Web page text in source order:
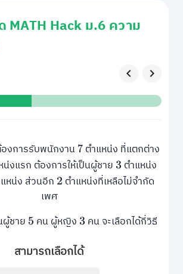
MATH Hack ม.6 ความ
งการรับพนักงาน7ตำแหน่ง ที่แตกต่าง
น่งแรก ต้องการให้เป็นผู้ชาย3 ตำแหน่ง
หน่ง ส่วนอีก 2 ตำแหน่งที่เหลือไม่จำกัด
เพศ
ชาย 5 คน ผู้หญิง3 คน จะเลือกได้กี่วิธี
สามารถเลือกได้